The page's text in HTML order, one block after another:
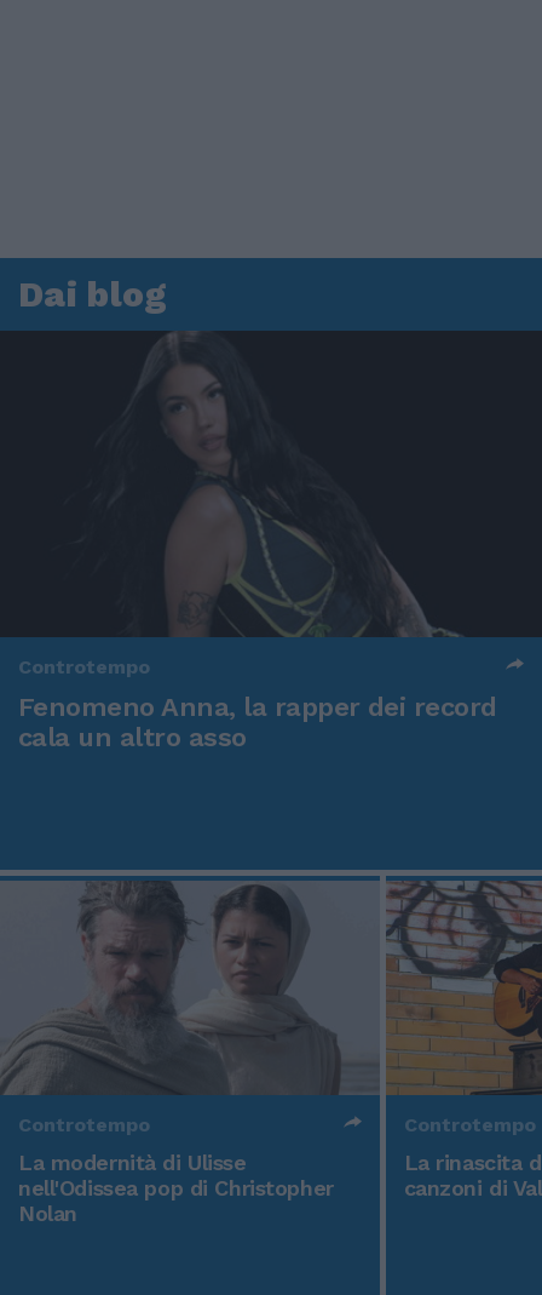
Dai blog
Controtempo
Fenomeno Anna, la rapper dei record
cala un altro asso
Controtempo
La modernità di Ulisse
nell'Odissea pop di Christopher
Nolan
Controtempo
La rinascita
canzoni di